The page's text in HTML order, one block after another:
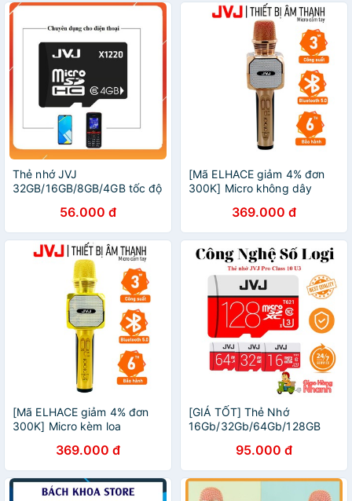
Thẻ nhớ JVJ
32GB/16GB/8GB/4GB tốc độ
56.000 đ
[Mã ELHACE giảm 4% đơn
300K] Micro không dây
Bluetooth ( Hồng, Đen )
369.000 đ
[Mã ELHACE giảm 4% đơn
300K] Micro kèm loa
10 không dây369.000 đ
[GIÁ TỐT] Thẻ Nhớ
16Gb/32Gb/64Gb/128GB
Dùng CAMERA Tốc Độ Cao,
Điện Thoại, Cam Hành Trình
95.000 đ